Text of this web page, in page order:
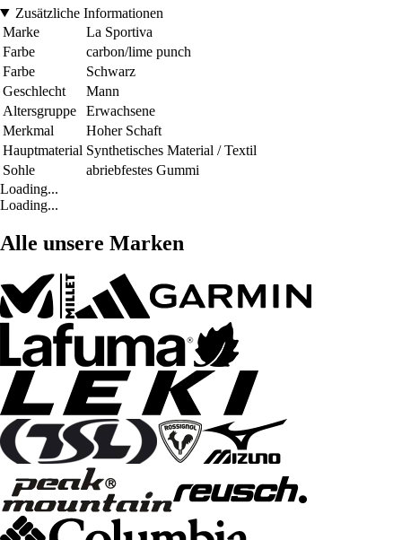
Zusätzliche Informationen
Marke
La Sportiva
Farbe
carbon/lime punch
Farbe
Schwarz
Geschlecht
Mann
Altersgruppe
Erwachsene
Merkmal
Hoher Schaft
Hauptmaterial Synthetisches Material / Textil
Sohle
abriebfestes Gummi
Loading...
Loading...
Alle unsere Marken